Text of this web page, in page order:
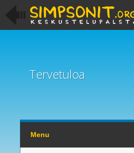
Tervetuloa
Menu